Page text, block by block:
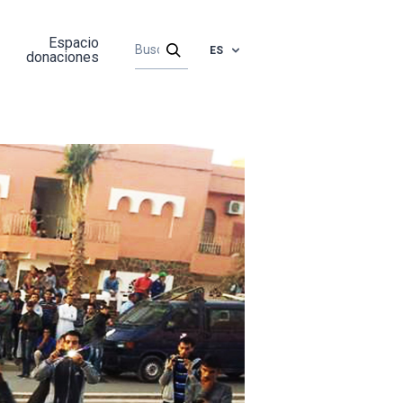
Espacio
donaciones
ES